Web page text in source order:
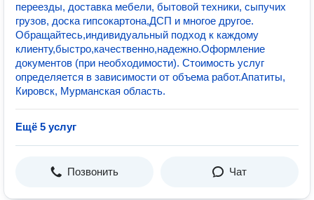
переезды, доставка мебели, бытовой техники, сыпучих
грузов, доска гипсокартона,ДСП и многое другое.
Обращайтесь,индивидуальный подход к каждому
клиенту,быстро,качественно,надежно.Оформление
документов (при необходимости). Стоимость услуг
определяется в зависимости от объема работ.Апатиты,
Кировск, Мурманская область.
Ещё 5 услуг
Позвонить Чат